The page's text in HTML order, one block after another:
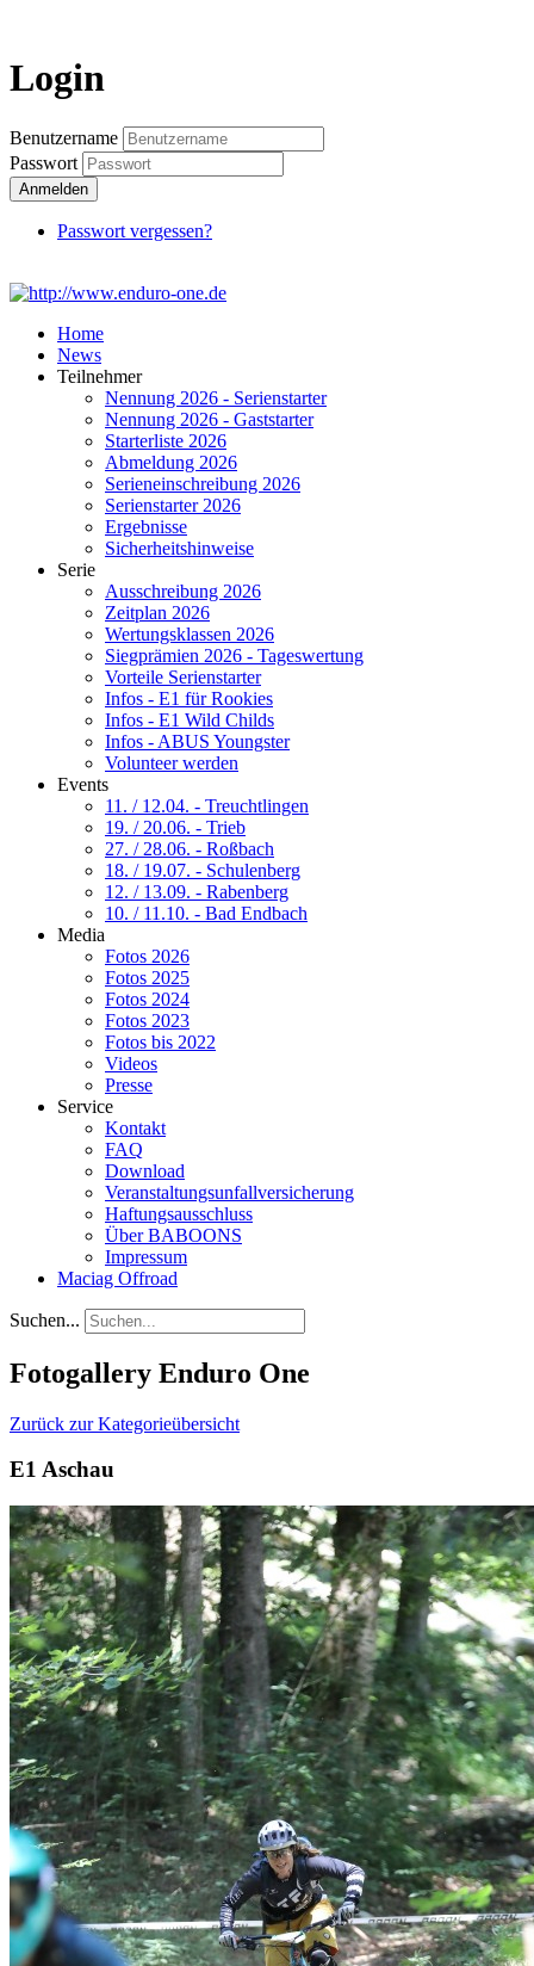
Login
Benutzername
Passwort
Anmelden
Passwort vergessen?
Home
News
Teilnehmer
Nennung 2026 - Serienstarter
Nennung 2026 - Gaststarter
Starterliste 2026
Abmeldung 2026
Serieneinschreibung 2026
Serienstarter 2026
Ergebnisse
Sicherheitshinweise
Serie
Ausschreibung 2026
Zeitplan 2026
Wertungsklassen 2026
Siegprämien 2026 - Tageswertung
Vorteile Serienstarter
Infos - E1 für Rookies
Infos - E1 Wild Childs
Infos - ABUS Youngster
Volunteer werden
Events
11. / 12.04. - Treuchtlingen
19. / 20.06. - Trieb
27. / 28.06. - Roßbach
18. / 19.07. - Schulenberg
12. / 13.09. - Rabenberg
10. / 11.10. - Bad Endbach
Media
Fotos 2026
Fotos 2025
Fotos 2024
Fotos 2023
Fotos bis 2022
Videos
Presse
Service
Kontakt
FAQ
Download
Veranstaltungsunfallversicherung
Haftungsausschluss
Über BABOONS
Impressum
Maciag Offroad
Suchen...
Fotogallery Enduro One
Zurück zur Kategorieübersicht
E1 Aschau